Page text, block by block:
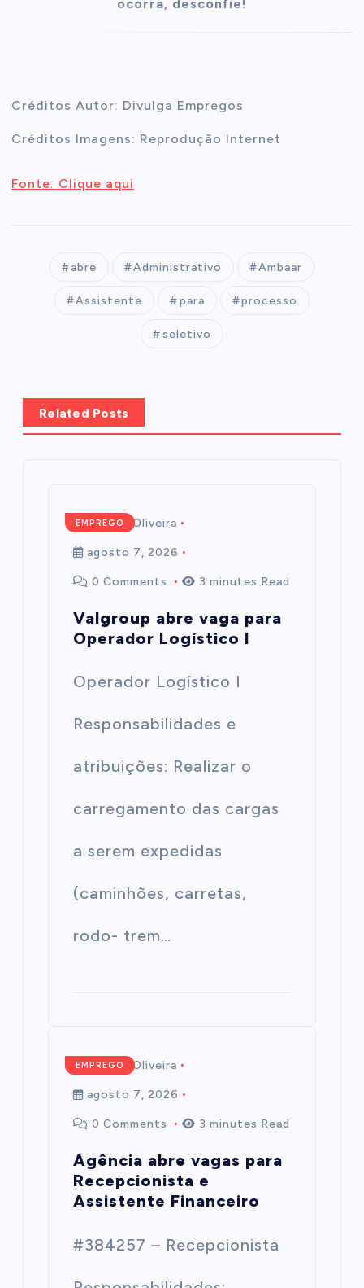
ocorra, desconfie!
Créditos Autor: Divulga Empregos
Créditos Imagens: Reprodução Internet
Fonte: Clique aqui
abre Administrativo Ambaar
Assistente para processo
seletivo
Related Posts
EMPREGO
Mairim de Oliveira
agosto 7, 2026
0 Comments 3 minutes Read
Valgroup abre vaga para
Operador Logístico I
Operador Logístico I
Responsabilidades e
atribuições: Realizar o
carregamento das cargas
a serem expedidas
(caminhões, carretas,
rodo- trem…
EMPREGO
Mairim de Oliveira
agosto 7, 2026
0 Comments 3 minutes Read
Agência abre vagas para
Recepcionista e
Assistente Financeiro
#384257 – Recepcionista